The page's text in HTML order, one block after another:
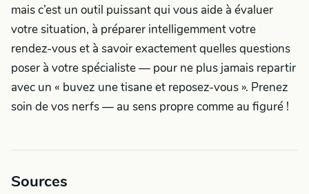
mais c’est un outil puissant qui vous aide à évaluer
votre situation, à préparer intelligemment votre
rendez-vous et à savoir exactement quelles questions
poser à votre spécialiste — pour ne plus jamais repartir
avec un « buvez une tisane et reposez-vous ». Prenez
soin de vos nerfs — au sens propre comme au figuré !
Sources